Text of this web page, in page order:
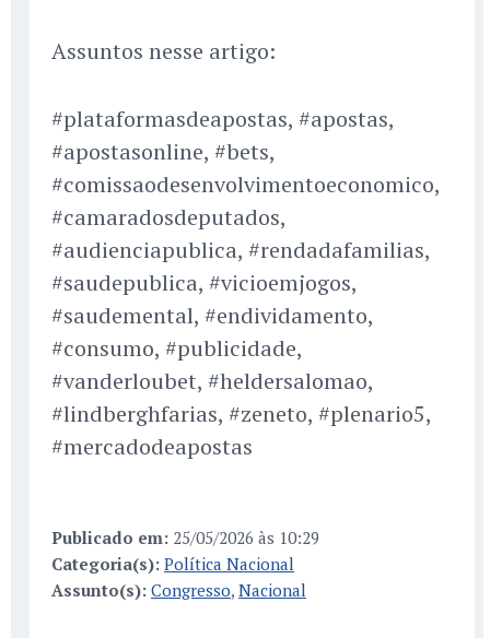
Assuntos nesse artigo:
#plataformasdeapostas, #apostas,
#apostasonline, #bets,
#comissaodesenvolvimentoeconomico,
#camaradosdeputados,
#audienciapublica, #rendadafamilias,
#saudepublica, #vicioemjogos,
#saudemental, #endividamento,
#consumo, #publicidade,
#vanderloubet, #heldersalomao,
#lindberghfarias, #zeneto, #plenario5,
#mercadodeapostas
Publicado em: 25/05/2026 às 10:29
Categoria(s): Política Nacional
Assunto(s): Congresso, Nacional